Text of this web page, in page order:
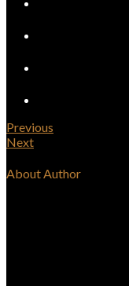
Previous
Next
About Author